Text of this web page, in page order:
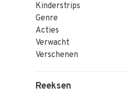
Kinderstrips
Genre
Acties
Verwacht
Verschenen
Reeksen